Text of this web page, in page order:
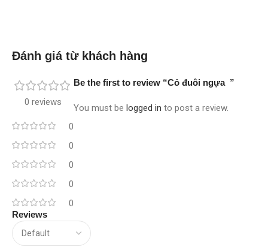
Đánh giá từ khách hàng
0 reviews
0
0
0
0
0
Reviews
Be the first to review “Cỏ đuôi ngựa ”
You must be logged in to post a review.